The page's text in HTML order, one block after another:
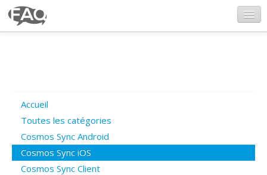
Poser une question
Questions ouvertes
Accueil
Toutes les catégories
Cosmos Sync Android
Cosmos Sync iOS
Cosmos Sync Client